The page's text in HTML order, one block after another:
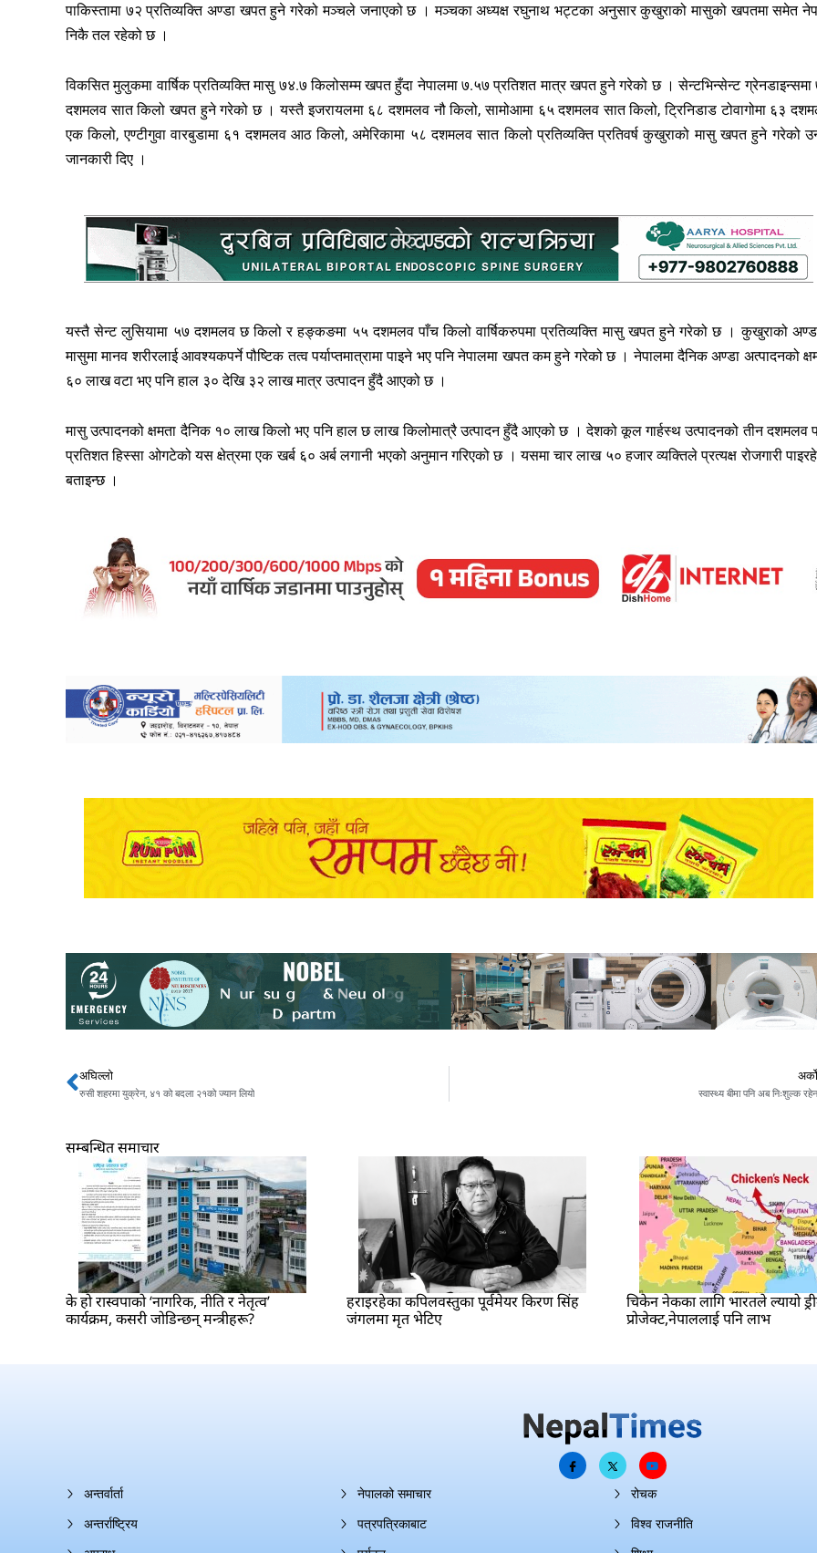
पाकिस्तामा ७२ प्रतिव्यक्ति अण्डा खपत हुने गरेको मञ्चले जनाएको छ । मञ्चका अध्यक्ष रघुनाथ भट्टका अनुसार कुखुराको मासुको खपतमा समेत
निकै तल रहेको छ ।
विकसित मुलुकमा वार्षिक प्रतिव्यक्ति मासु ७४.७ किलोसम्म खपत हुँदा नेपालमा ७.५७ प्रतिशत मात्र खपत हुने गरेको छ । सेन्टभिन्सेन्ट ग्रेनडाइन्समा
दशमलव सात किलो खपत हुने गरेको छ । यस्तै इजरायलमा ६८ दशमलव नौ किलो, सामोआमा ६५ दशमलव सात किलो, ट्रिनिडाड टोवागोमा ६३
एक किलो, एण्टीगुवा वारबुडामा ६१ दशमलव आठ किलो, अमेरिकामा ५८ दशमलव सात किलो प्रतिव्यक्ति प्रतिवर्ष कुखुराको मासु खपत हुने गरेको
जानकारी दिए ।
यस्तै सेन्ट लुसियामा ५७ दशमलव छ किलो र हङ्कङमा ५५ दशमलव पाँच किलो वार्षिकरुपमा प्रतिव्यक्ति मासु खपत हुने गरेको छ । कुखुराको
मासुमा मानव शरीरलाई आवश्यकपर्ने पौष्टिक तत्व पर्याप्तमात्रामा पाइने भए पनि नेपालमा खपत कम हुने गरेको छ । नेपालमा दैनिक अण्डा अत्पादनको
६० लाख वटा भए पनि हाल ३० देखि ३२ लाख मात्र उत्पादन हुँदै आएको छ ।
मासु उत्पादनको क्षमता दैनिक १० लाख किलो भए पनि हाल छ लाख किलोमात्रै उत्पादन हुँदै आएको छ । देशको कूल गार्हस्थ उत्पादनको तीन दशमलव
प्रतिशत हिस्सा ओगटेको यस क्षेत्रमा एक खर्ब ६० अर्ब लगानी भएको अनुमान गरिएको छ । यसमा चार लाख ५० हजार व्यक्तिले प्रत्यक्ष रोजगारी
बताइन्छ ।
Prev
अघिल्लो
रुसी शहरमा युक्रेन, ४१ को बदला २१को ज्यान लियो
अर्को
स्वास्थ्य बीमा पनि अब निःशुल्क रहेन
सम्बन्धित समाचार
के हो रास्वपाको ‘नागरिक, नीति र नेतृत्व’
कार्यक्रम, कसरी जोडिन्छन् मन्त्रीहरू?
हराइरहेका कपिलवस्तुका पूर्वमेयर किरण सिंह
जंगलमा मृत भेटिए
चिकेन नेकका लागि भारतले ल्यायो
प्रोजेक्ट,नेपाललाई पनि लाभ
अन्तर्वार्ता
अन्तर्राष्ट्रिय
नेपालको समाचार
पत्रपत्रिकाबाट
रोचक
विश्व राजनीति